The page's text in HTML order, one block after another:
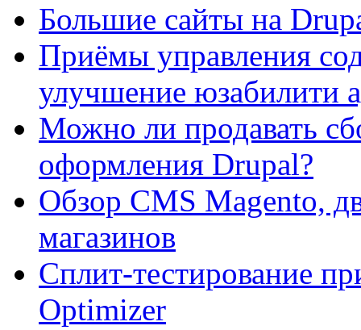
Большие сайты на
Приёмы управления
улучшение юзабилити
Можно ли продавать
оформления Drupal?
Обзор CMS Magento,
магазинов
Сплит-тестирование
Optimizer